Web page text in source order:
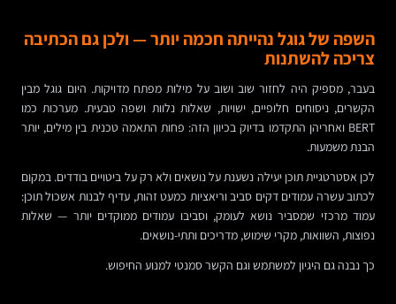
השפה של גוגל נהייתה חכמה יותר — ולכן גם הכתיבה
צריכה להשתנות
בעבר, מספיק היה לחזור שוב ושוב על מילות מפתח מדויקות. היום גוגל מבין
הקשרים, ניסוחים חלופיים, ישויות, שאלות נלוות ושפה טבעית. מערכות כמו
BERT ואחריהן התקדמו בדיוק בכיוון הזה: פחות התאמה טכנית בין מילים, יותר
הבנת משמעות.
לכן אסטרטגיית תוכן יעילה נשענת על נושאים ולא רק על ביטויים בודדים. במקום
לכתוב עשרה עמודים דקים סביב וריאציות כמעט זהות, עדיף לבנות אשכול תוכן:
עמוד מרכזי שמסביר נושא לעומק, וסביבו עמודים ממוקדים יותר — שאלות
נפוצות, השוואות, מקרי שימוש, מדריכים ותתי-נושאים.
כך נבנה גם היגיון למשתמש וגם הקשר סמנטי למנוע החיפוש.